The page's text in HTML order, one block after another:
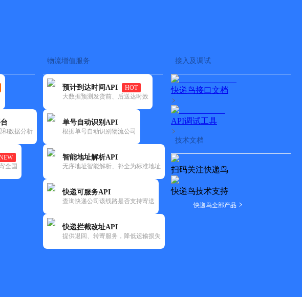
和数据分析
全国
物流增值服务
预计到达时间API
HOT
大数据预测发货前、后送达时效
单号自动识别API
根据单号自动识别物流公司
智能地址解析API
无序地址智能解析、补全为标准地址
快递可服务API
查询快递公司该线路是否支持寄送
快递拦截改址API
提供退回、转寄服务，降低运输损失
接入及调试
快递鸟接口文档
API调试工具
技术文档
扫码关注快递鸟
快递鸟技术支持
快递鸟全部产品